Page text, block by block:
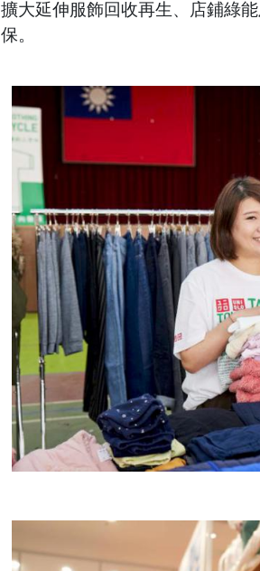
擴大延伸服飾回收再生、店鋪綠
保。